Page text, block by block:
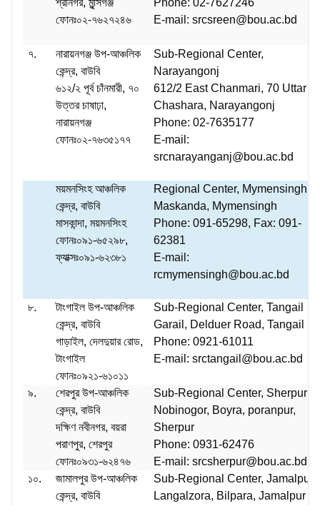
শ্রীনগর, মুন্সিগঞ্জ
ফোনঃ০২-৭৬২৭২৪৬
Phone: 02-7627246
E-mail:srcsreen@bou.ac.bd
৭.
নারায়নগঞ্জ উপ-আঞ্চলিক
কেন্দ্র, বাউবি
৬১২/২ পূর্ব চাঁনমারী, ৭০
উত্তর চাষাঢ়া,
নারায়নগঞ্জ
ফোনঃ০২-৭৬৩৫১৭৭
Sub-Regional Center,
Narayangonj
612/2 East Chanmari, 70 Uttar
Chashara, Narayangonj
Phone: 02-7635177
E-mail:
srcnarayanganj@bou.ac.bd
ময়মনসিংহ আঞ্চলিক
কেন্দ্র, বাউবি
মাসকান্দা, ময়মনসিংহ
ফোনঃ০৯১-৬৫২৯৮,
ফ্যাক্সঃ০৯১-৬২৩৮১
Regional Center, Mymensingh
Maskanda, Mymensingh
Phone: 091-65298, Fax: 091-
62381
E-mail:
rcmymensingh@bou.ac.bd
৮.
টাংগাইল উপ-আঞ্চলিক
কেন্দ্র, বাউবি
গাড়াইল, দেলদুয়ার রোড,
টাংগাইল
ফোনঃ০৯২১-৬১০১১
Sub-Regional Center, Tangail
Garail, Delduer Road, Tangail
Phone: 0921-61011
E-mail: srctangail@bou.ac.bd
৯.
শেরপুর উপ-আঞ্চলিক
কেন্দ্র, বাউবি
দক্ষিণ নবীনগর, বয়রা
পরাণপুর, শেরপুর
ফোনঃ০৯৩১-৬২৪৭৬
Sub-Regional Center, Sherpur
Nobinogor, Boyra, poranpur,
Sherpur
Phone: 0931-62476
E-mail: srcsherpur@bou.ac.bd
১০.
জামালপুর উপ-আঞ্চলিক
কেন্দ্র, বাউবি
Sub-Regional Center, Jamalpur
Langalzora, Bilpara, Jamalpur